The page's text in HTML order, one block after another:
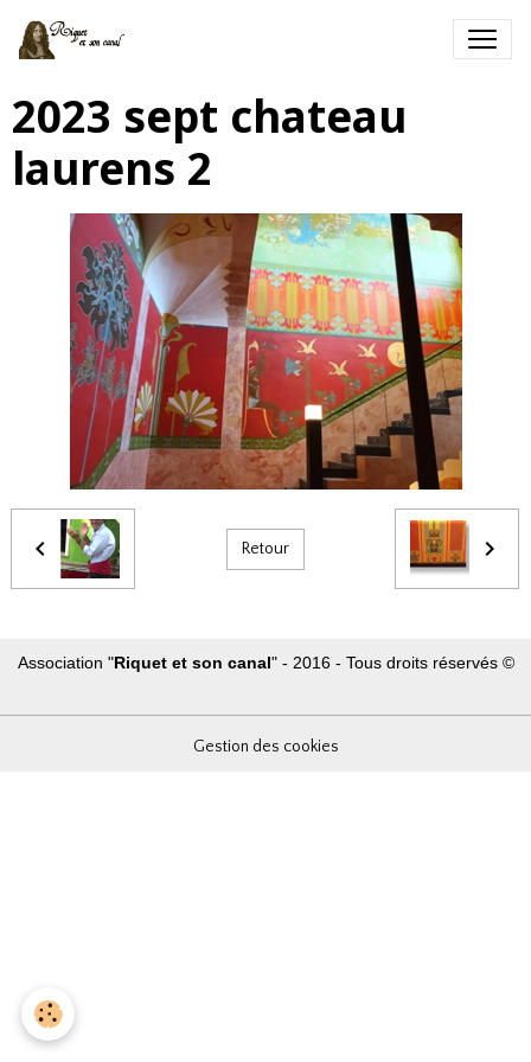
2023 sept chateau
laurens 2
Retour
Association "Riquet et son canal" - 2016 - Tous droits réservés ©
Gestion des cookies